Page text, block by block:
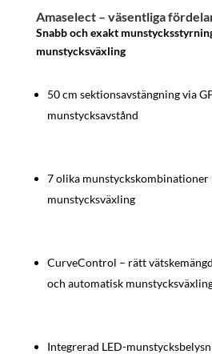
Amaselect – väsentliga
Snabb och exakt
munstycksväxling
50 cm sektionsavstängning via
munstycksavstånd
7 olika munstyckskombinationer
munstycksväxling
CurveControl – rätt
och automatisk
Integrerad LED-